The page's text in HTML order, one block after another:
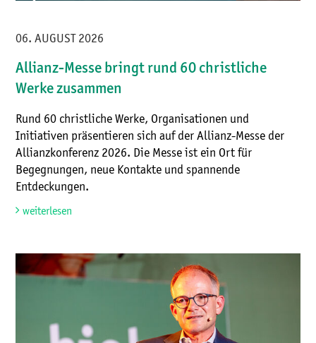
06. AUGUST 2026
Allianz-Messe bringt rund 60 christliche
Werke zusammen
Rund 60 christliche Werke, Organisationen und
Initiativen präsentieren sich auf der Allianz-Messe der
Allianzkonferenz 2026. Die Messe ist ein Ort für
Begegnungen, neue Kontakte und spannende
Entdeckungen.
weiterlesen